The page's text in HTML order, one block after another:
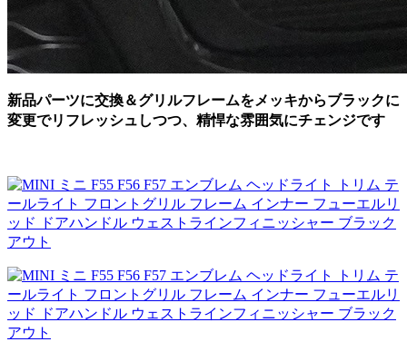
新品パーツに交換＆グリルフレームをメッキからブラックに
変更でリフレッシュしつつ、精悍な雰囲気にチェンジです